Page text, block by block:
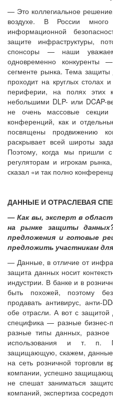
— Это коллегиальное
воздухе. В России
информационной
защите инфраструктуры,
спонсоры — наши
одновременно конкуренты
сегменте рынка. Тема
проходит на круглых столах
периферии, на полях этих
небольшими DLP- или DCAP-
не очень массовые секции
конференций, как и
посвящены продвижению
раскрывает всей широты
Поэтому, когда мы пришли
регуляторам и игрокам
сказал «и так полно
ДАННЫЕ И ОТРАСЛЕВАЯ
— Как вы, эксперт в
на рынке защиты
предложения и готовые
предложить участникам
— Данные, в отличие от
защита данных носит
индустрии. В банке и в
быть похожей, поэтому
продавать антивирус, анти-
обе отрасли. А вот с защитой
специфика — разные бизнес-
разные типы данных, разное
использования и т. п.
защищающую, скажем, данные
на сеть розничной торговли
компании, успешно
не спешат заниматься
компаний, экспертиза